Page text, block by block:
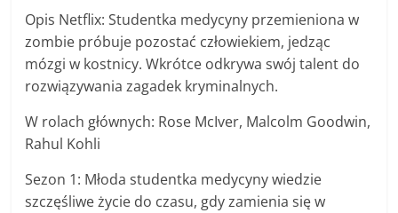
Opis Netflix: Studentka medycyny przemieniona w
zombie próbuje pozostać człowiekiem, jedząc
mózgi w kostnicy. Wkrótce odkrywa swój talent do
rozwiązywania zagadek kryminalnych.
W rolach głównych: Rose McIver, Malcolm Goodwin,
Rahul Kohli
Sezon 1: Młoda studentka medycyny wiedzie
szczęśliwe życie do czasu, gdy zamienia się w